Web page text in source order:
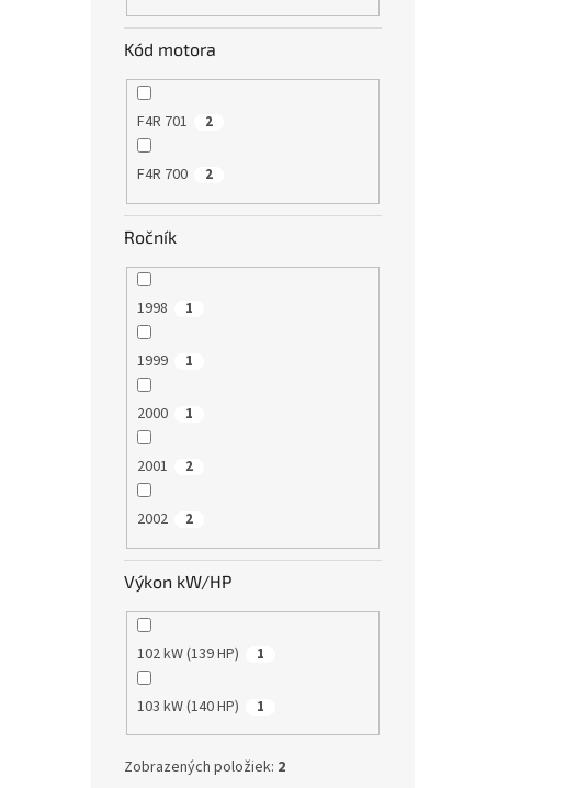
Kód motora
F4R 701 2
F4R 700 2
Ročník
1998 1
1999 1
2000 1
2001 2
2002 2
Výkon kW/HP
102 kW (139 HP) 1
103 kW (140 HP) 1
Zobrazených položiek: 2